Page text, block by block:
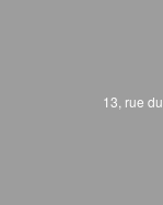
13, rue